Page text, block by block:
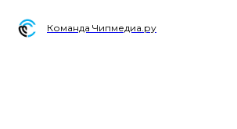
Команда Чипмедиа.ру